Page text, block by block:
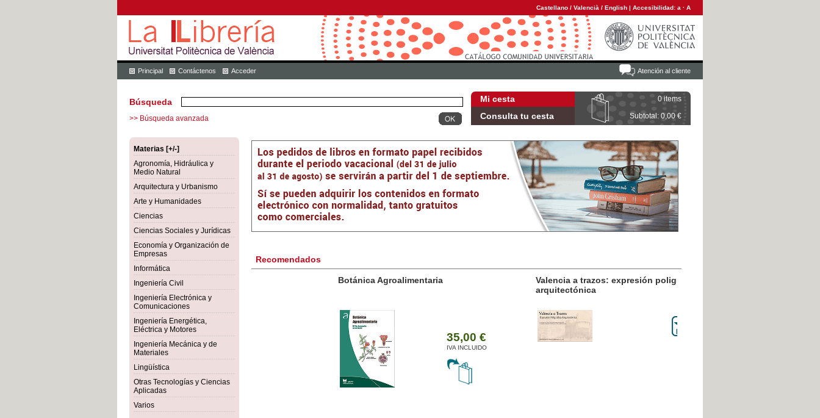
Castellano / Valencià / English | Accesibilidad: a · A
Atención al cliente
Principal Contáctenos Acceder
Mi cesta 0 items
Consulta tu cesta Subtotal: 0,00 €
Búsqueda
>> Búsqueda avanzada
Materias [+/-]
Agronomía, Hidráulica y
Medio Natural
Arquitectura y Urbanismo
Arte y Humanidades
Ciencias
Ciencias Sociales y Jurídicas
Economía y Organización de
Empresas
Informática
Ingeniería Civil
Ingeniería Electrónica y
Comunicaciones
Ingeniería Energética,
Eléctrica y Motores
Ingeniería Mecánica y de
Materiales
Lingüística
Otras Tecnologías y Ciencias
Aplicadas
Varios
Recomendados
Botánica Agroalimentaria
35,00 €
IVA INCLUIDO
Valencia a trazos: expresión poligráfica